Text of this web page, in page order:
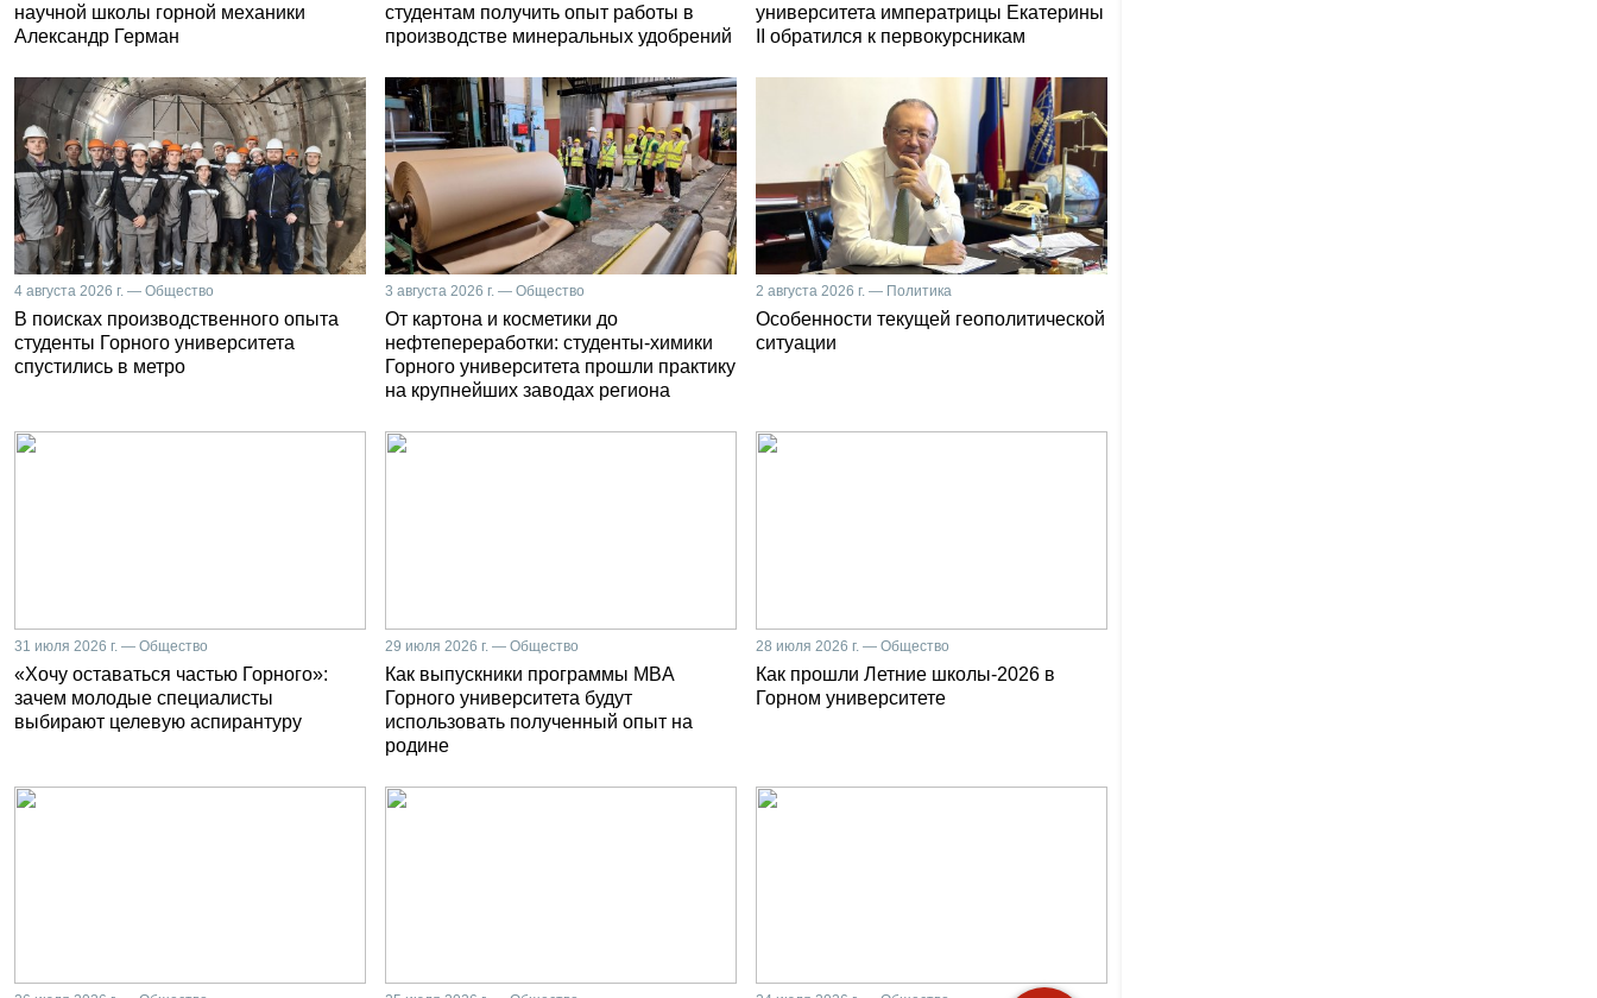
научной школы горной механики
Александр Герман
студентам получить опыт работы в
производстве минеральных удобрений
университета императрицы Екатерины
II обратился к первокурсникам
4 августа 2026 г. — Общество
В поисках производственного опыта
студенты Горного университета
спустились в метро
3 августа 2026 г. — Общество
От картона и косметики до
нефтепереработки: студенты-химики
Горного университета прошли практику
на крупнейших заводах региона
2 августа 2026 г. — Политика
Особенности текущей геополитической
ситуации
31 июля 2026 г. — Общество
«Хочу оставаться частью Горного»:
зачем молодые специалисты
выбирают целевую аспирантуру
29 июля 2026 г. — Общество
Как выпускники программы MBA
Горного университета будут
использовать полученный опыт на
родине
28 июля 2026 г. — Общество
Как прошли Летние школы-2026 в
Горном университете